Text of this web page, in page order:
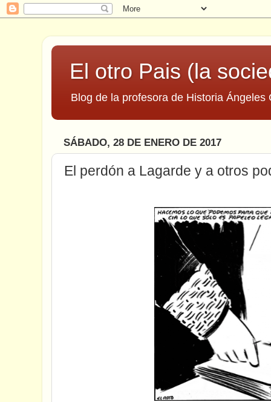
El otro Pais (la
Blog de la profesora de Historia Ángeles
SÁBADO, 28 DE ENERO DE 2017
El perdón a Lagarde y a otros